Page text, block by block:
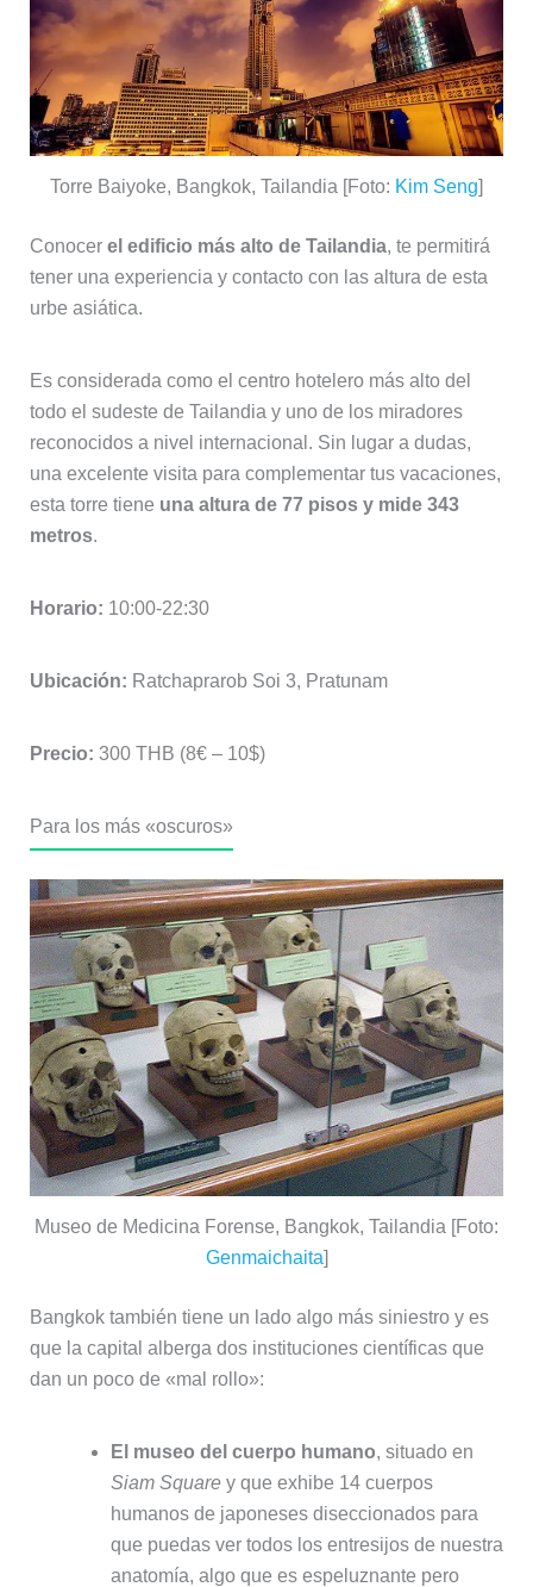
Torre Baiyoke, Bangkok, Tailandia [Foto: Kim Seng]
Conocer el edificio más alto de Tailandia, te permitirá
tener una experiencia y contacto con las altura de esta
urbe asiática.
Es considerada como el centro hotelero más alto del
todo el sudeste de Tailandia y uno de los miradores
reconocidos a nivel internacional. Sin lugar a dudas,
una excelente visita para complementar tus vacaciones,
esta torre tiene una altura de 77 pisos y mide 343
metros.
Horario: 10:00-22:30
Ubicación: Ratchaprarob Soi 3, Pratunam
Precio: 300 THB (8€ – 10$)
Para los más «oscuros»
Museo de Medicina Forense, Bangkok, Tailandia [Foto:
Genmaichaita]
Bangkok también tiene un lado algo más siniestro y es
que la capital alberga dos instituciones científicas que
dan un poco de «mal rollo»:
El museo del cuerpo humano, situado en
Siam Squarey que exhibe 14 cuerpos
humanos de japoneses diseccionados para
que puedas ver todos los entresijos de nuestra
anatomía, algo que es espeluznante pero